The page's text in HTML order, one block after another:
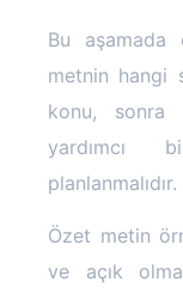
Bu aşamada
metnin hangi
konu, sonra
yardımcı
Özet metin
ve açık